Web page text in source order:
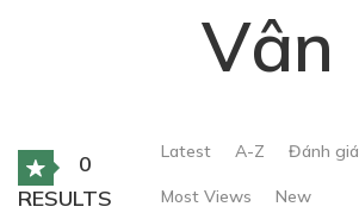
Vân
0
RESULTS
Latest A-Z Đánh giá
Most Views New